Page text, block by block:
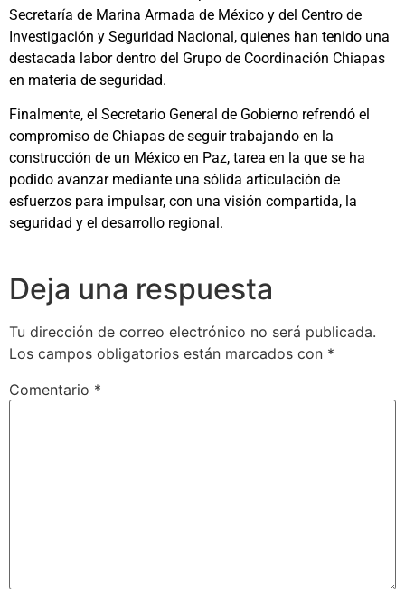
Secretaría de Marina Armada de México y del Centro de
Investigación y Seguridad Nacional, quienes han tenido una
destacada labor dentro del Grupo de Coordinación Chiapas
en materia de seguridad.
Finalmente, el Secretario General de Gobierno refrendó el
compromiso de Chiapas de seguir trabajando en la
construcción de un México en Paz, tarea en la que se ha
podido avanzar mediante una sólida articulación de
esfuerzos para impulsar, con una visión compartida, la
seguridad y el desarrollo regional.
Deja una respuesta
Tu dirección de correo electrónico no será publicada.
Los campos obligatorios están marcados con *
Comentario *